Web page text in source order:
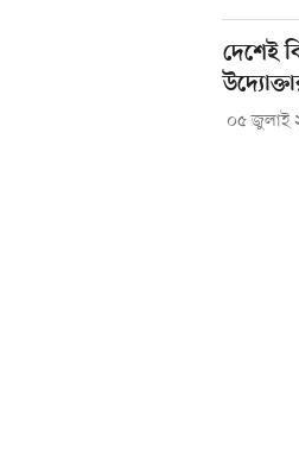
দেশেই
০৫ জুলাই